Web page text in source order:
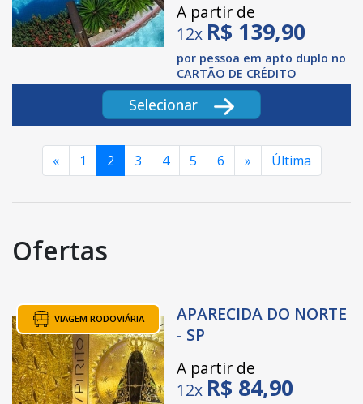
A partir de
12x R$ 139,90
por pessoa em apto duplo no
CARTÃO DE CRÉDITO
Selecionar
« 1 2 3 4 5 6 » Última
Ofertas
VIAGEM RODOVIÁRIA
APARECIDA DO NORTE
- SP
A partir de
12x R$ 84,90